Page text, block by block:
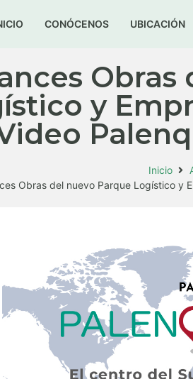
CONÓCENOS UBICACIÓN
Obras
y
Inicio
Obras del nuevo Parque Logístico y